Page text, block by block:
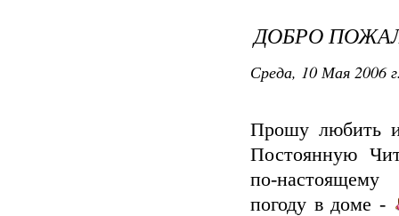
ДОБРО
Среда, 10 Мая 2006
Прошу любить
Постоянную
по-
погоду в доме -